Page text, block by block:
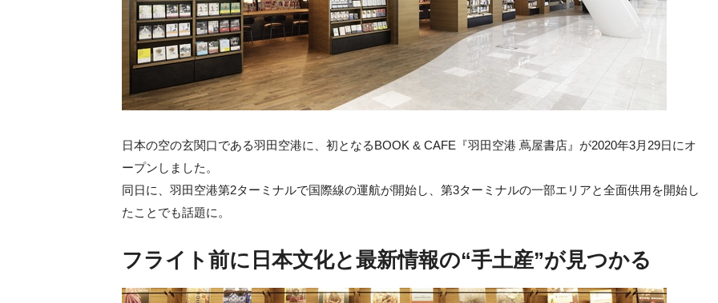
日本の空の玄関口である羽田空港に、初となるBOOK & CAFE『羽田空港 蔦屋書店』が2020年3月29日にオ
ープンしました。
同日に、羽田空港第2ターミナルで国際線の運航が開始し、第3ターミナルの一部エリアと全面供用を開始し
たことでも話題に。
フライト前に日本文化と最新情報の“手土産”が見つかる